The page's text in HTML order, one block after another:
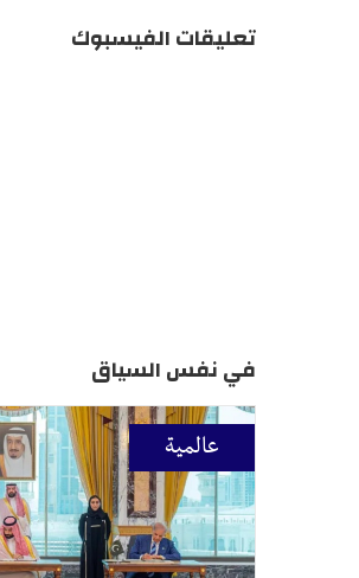
تعليقات الفيسبوك
في نفس السياق
عالمية